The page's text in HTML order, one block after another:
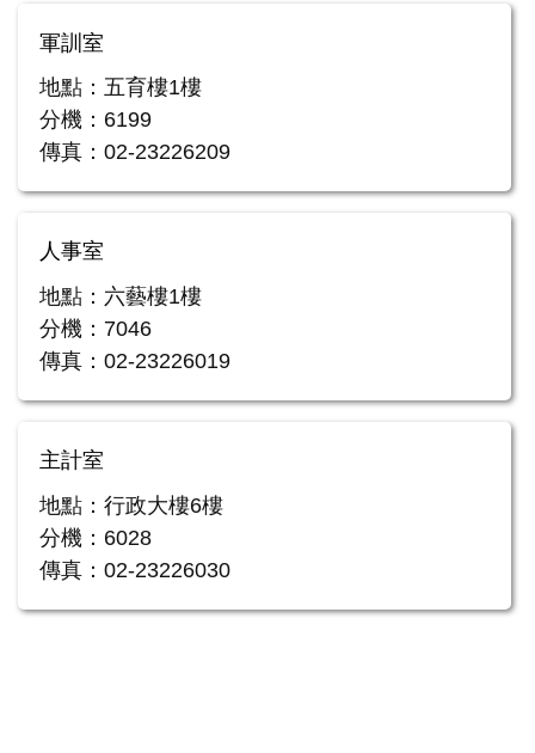
軍訓室
地點：五育樓1樓
分機：6199
傳真：02-23226209
人事室
地點：六藝樓1樓
分機：7046
傳真：02-23226019
主計室
地點：行政大樓6樓
分機：6028
傳真：02-23226030